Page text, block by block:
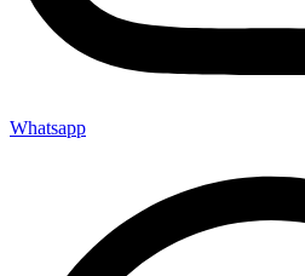
Whatsapp